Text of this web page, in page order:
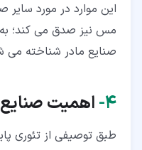
این موارد در مورد
مس نیز صدق می کند؛ به
صنایع مادر شناخته می
۴‏- اهمیت صنایع
طبق توصیفی از تئوری